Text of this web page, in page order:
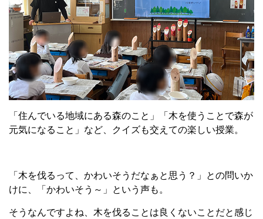
「住んでいる地域にある森のこと」「木を使うことで森が
元気になること」など、クイズも交えての楽しい授業。
「木を伐るって、かわいそうだなぁと思う？」との問いか
けに、「かわいそう～」という声も。
そうなんですよね、木を伐ることは良くないことだと感じ